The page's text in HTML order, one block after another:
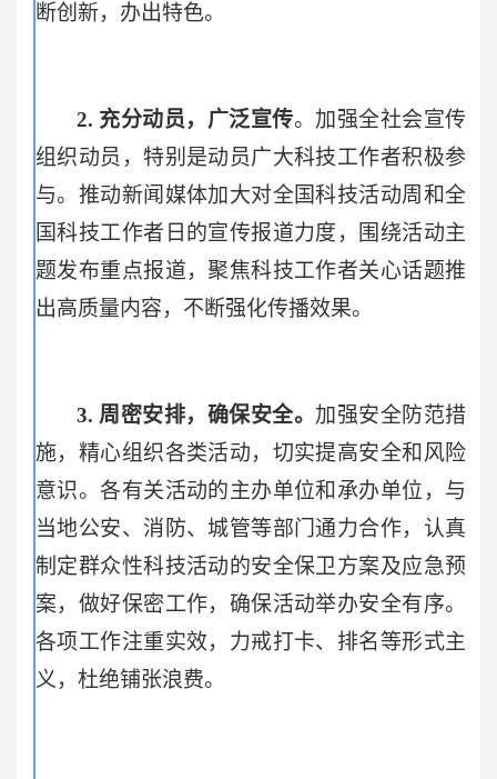
断创新，办出特色。
2. 充分动员，广泛宣传。加强全社会宣传
组织动员，特别是动员广大科技工作者积极参
与。推动新闻媒体加大对全国科技活动周和全
国科技工作者日的宣传报道力度，围绕活动主
题发布重点报道，聚焦科技工作者关心话题推
出高质量内容，不断强化传播效果。
3. 周密安排，确保安全。 加强安全防范措
施，精心组织各类活动，切实提高安全和风险
意识。各有关活动的主办单位和承办单位，与
当地公安、消防、城管等部门通力合作，认真
制定群众性科技活动的安全保卫方案及应急预
案，做好保密工作，确保活动举办安全有序。
各项工作注重实效，力戒打卡、排名等形式主
义，杜绝铺张浪费。